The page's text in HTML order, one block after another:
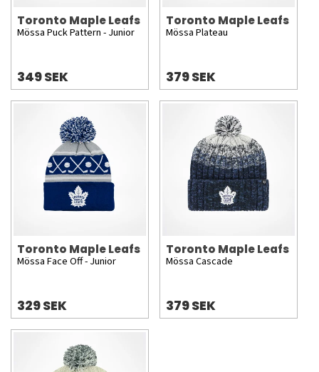
Toronto Maple Leafs
Mössa Puck Pattern - Junior
349 SEK
Toronto Maple Leafs
Mössa Plateau
379 SEK
Toronto Maple Leafs
Mössa Face Off - Junior
329 SEK
Toronto Maple Leafs
Mössa Cascade
379 SEK